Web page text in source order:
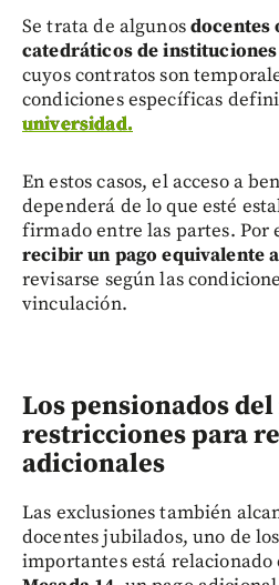
Se trata de algunosdocentes
catedráticos de
cuyos contratos son
condiciones específicas
universidad.
En estos casos, el acceso a
dependerá de lo que esté
firmado entre las partes. Por
recibir un pago equivalente
revisarse según las
vinculación.
Los pensionados
restricciones para
adicionales
Las exclusiones también
docentes jubilados, uno de
importantes está